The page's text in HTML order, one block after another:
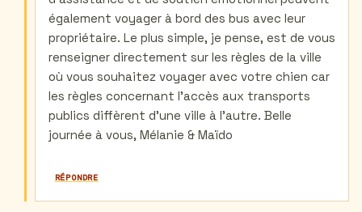
par
maceo
(non
vérifié)
également voyager à bord des bus avec leur
propriétaire. Le plus simple, je pense, est de vous
renseigner directement sur les règles de la ville
où vous souhaitez voyager avec votre chien car
les règles concernant l'accès aux transports
publics diffèrent d'une ville à l'autre. Belle
journée à vous, Mélanie & Maïdo
RÉPONDRE